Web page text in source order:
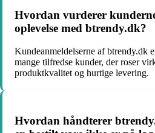
Hvordan vurderer
oplevelse med btrendy.dk?
Kundeanmeldelserne af btrendy.dk
mange tilfredse kunder, der roser
produktkvalitet og hurtige levering.
Hvordan håndterer